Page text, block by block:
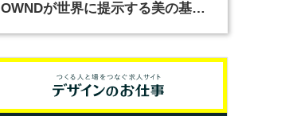
OWNDが世界に提示する美の基準